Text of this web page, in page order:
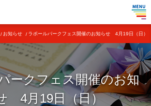
お知らせ ラポールパークフェス開催のお知らせ 4月19日 （日）
ークフェス開催のお知
4月19日
（日）